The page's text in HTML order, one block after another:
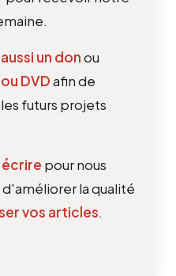
un donou
DVDafin de
futurs projets
écrire pour nous
la qualité
vos articles.